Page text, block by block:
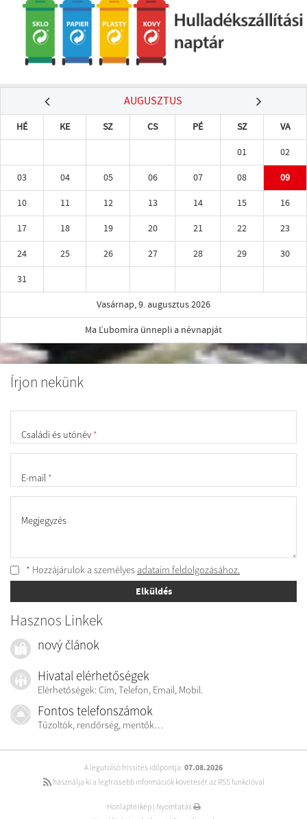
AUGUSZTUS
HÉ KE SZ CS PÉ SZ
VA
01
02
03
04 05 06 07 08
09
10
11 12 13 14 15
16
17
18 19 20 21 22
23
24
25 26 27 28 29
30
31
Vasárnap, 9. augusztus 2026
Ma Ľubomíra ünnepli a névnapját
Írjon nekünk
Családi és utónév *
E-mail *
Megjegyzés
* Hozzájárulok a személyes adataim feldolgozásához.
Elküldés
Hasznos Linkek
nový článok
Hivatal elérhetőségek
Elérhetőségek: Cím, Telefon, Email, Mobil.
Fontos telefonszámok
Tűzoltók, rendőrség, mentők…
A legutolsó frissítés időpontja: 07.08.2026
használja ki a legfrissebb információk követését az RSS funkcióval
Honlaptérkép| Nyomtatás